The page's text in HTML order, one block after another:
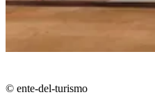
© ente-del-turismo